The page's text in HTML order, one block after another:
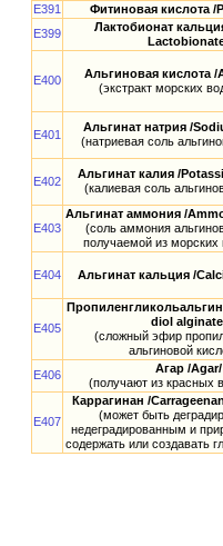
E391
Фитиновая кислота /
E399
Лактобионат
E400
Альгиновая кислота
(экстракт морских
E401
Альгинат натрия /
(натриевая соль
E402
Альгинат калия /
(калиевая соль
E403
Альгинат аммония /
(соль аммония
получаемой из морских
E404 Альгинат кальция /
E405
diol
(сложный эфир
альгиновой
E406
Агар /Agar/
(получают из красных
E407
Каррагинан /
(может быть
недеградированным и
содержать или создавать